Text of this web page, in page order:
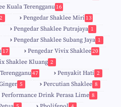
Kuala Terengganu 16
4
2 Pengedar Shaklee Miri 13
1
Pengedar Shaklee Putrajaya 1
Pengedar Shaklee Subang Jaya 1
17 Pengedar Vivix Shaklee20
Shaklee Kluang 2
47 Penyakit Hati 2
5 Percutian Shaklee 8
Performance Drink Perasa Lime 8